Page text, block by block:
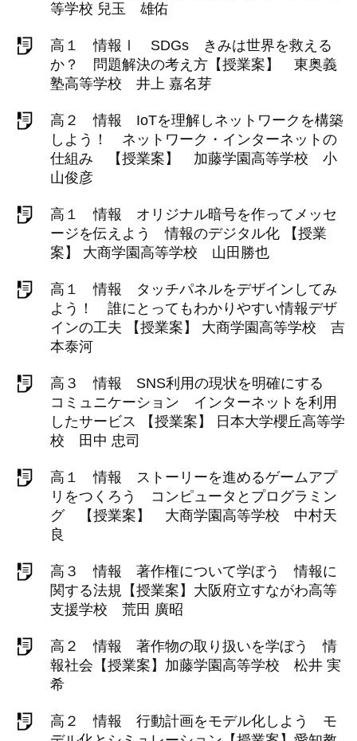
等学校 兒玉 雄佑
高１ 情報Ⅰ SDGs きみは世界を救える
か？ 問題解決の考え方【授業案】 東奥義
塾高等学校 井上 嘉名芽
高２ 情報 IoTを理解しネットワークを構築
しよう！ ネットワーク・インターネットの
仕組み 【授業案】 加藤学園高等学校 小
山俊彦
高１ 情報 オリジナル暗号を作ってメッセ
ージを伝えよう 情報のデジタル化 【授業
案】 大商学園高等学校 山田勝也
高１ 情報 タッチパネルをデザインしてみ
よう！ 誰にとってもわかりやすい情報デザ
インの工夫 【授業案】 大商学園高等学校 吉
本泰河
高３ 情報 SNS利用の現状を明確にする
コミュニケーション インターネットを利用
したサービス 【授業案】 日本大学櫻丘高等学
校 田中 忠司
高１ 情報 ストーリーを進めるゲームアプ
リをつくろう コンピュータとプログラミン
グ 【授業案】 大商学園高等学校 中村天
良
高３ 情報 著作権について学ぼう 情報に
関する法規【授業案】大阪府立すながわ高等
支援学校 荒田 廣昭
高２ 情報 著作物の取り扱いを学ぼう 情
報社会【授業案】加藤学園高等学校 松井 実
希
高２ 情報 行動計画をモデル化しよう モ